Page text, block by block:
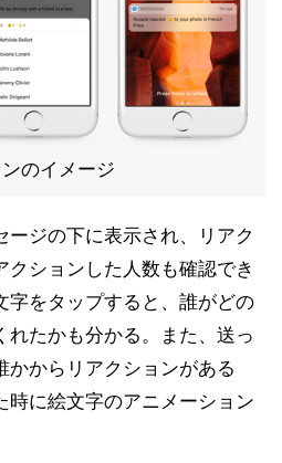
のイメージ
ージの下に表示され、リアク
クションした人数も確認でき
字をタップすると、誰がどの
れたかも分かる。また、送っ
かからリアクションがある
時に絵文字のアニメーション